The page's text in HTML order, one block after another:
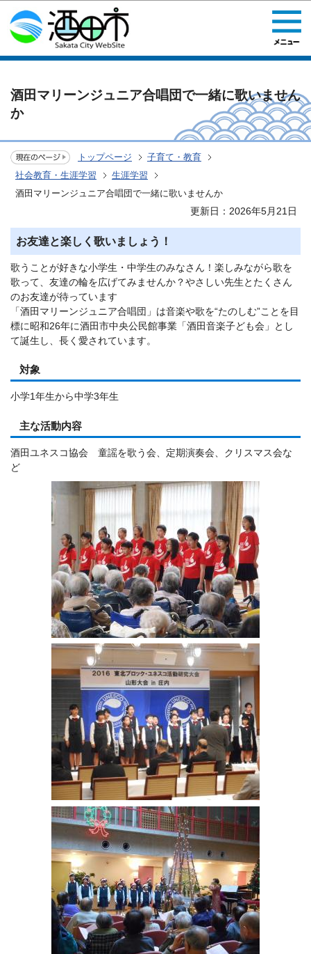
このページの本文へ移動
酒田マリーンジュニア合唱団で一緒に歌いません
か
トップページ
子育て・教育
社会教育・生涯学習
生涯学習
酒田マリーンジュニア合唱団で一緒に歌いませんか
更新日：2026年5月21日
お友達と楽しく歌いましょう！
歌うことが好きな小学生・中学生のみなさん！楽しみながら歌を
歌って、友達の輪を広げてみませんか？やさしい先生とたくさん
のお友達が待っています
「酒田マリーンジュニア合唱団」は音楽や歌を“たのしむ”ことを目
標に昭和26年に酒田市中央公民館事業「酒田音楽子ども会」とし
て誕生し、長く愛されています。
対象
小学1年生から中学3年生
主な活動内容
酒田ユネスコ協会 童謡を歌う会、定期演奏会、クリスマス会な
ど